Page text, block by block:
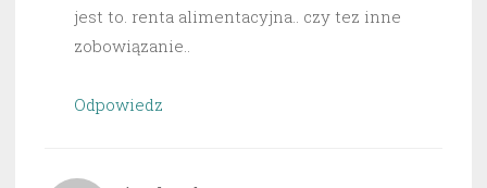
jest to. renta alimentacyjna.. czy tez inne
zobowiązanie..
Odpowiedz